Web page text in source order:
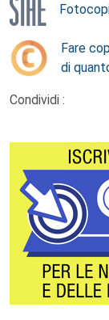
Fare
di
Condividi :